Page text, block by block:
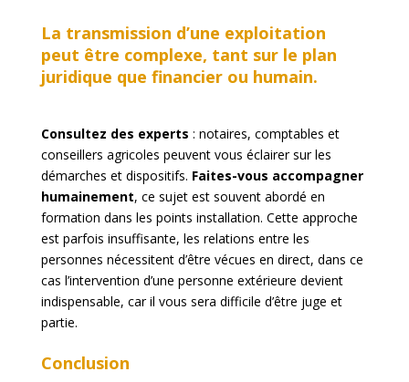
La transmission d’une exploitation
peut être complexe, tant sur le plan
juridique que financier ou humain.
Consultez des experts : notaires, comptables et
conseillers agricoles peuvent vous éclairer sur les
démarches et dispositifs. Faites-vous accompagner
humainement, ce sujet est souvent abordé en
formation dans les points installation. Cette approche
est parfois insuffisante, les relations entre les
personnes nécessitent d’être vécues en direct, dans ce
cas l’intervention d’une personne extérieure devient
indispensable, car il vous sera difficile d’être juge et
partie.
Conclusion